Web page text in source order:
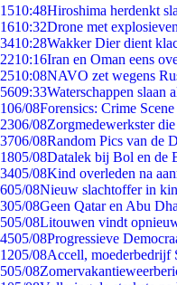
1510:48Hiroshima herdenkt
1610:32Drone met
3410:28Wakker Dier dient
2210:16Iran en Oman eens
2510:08NAVO zet wegens
5609:33Waterschappen slaan
106/08Forensics: Crime
2306/08Zorgmedewerkster
3706/08Random Pics van de
1805/08Datalek bij Bol en de
3405/08Kind overleden na
605/08Nieuw slachtoffer in
305/08Geen Qatar en Abu
505/08Litouwen vindt
4505/08Progressieve
1205/08Accell, moederbedrijf
505/08